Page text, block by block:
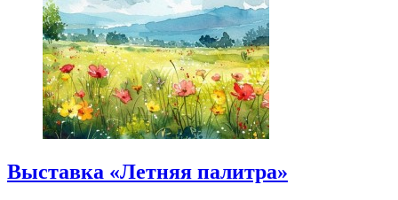
Выставка «Летняя палитра»